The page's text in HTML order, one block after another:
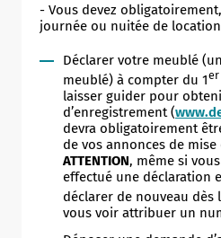
- Vous devez
journée ou nuitée de
Déclarer votre meublé
meublé) à compter du 1er
laisser guider pour
d’enregistrement (
devra obligatoirement
de vos annonces de
ATTENTION, même si
effectué une déclaration
déclarer de nouveau dès
vous voir attribuer un